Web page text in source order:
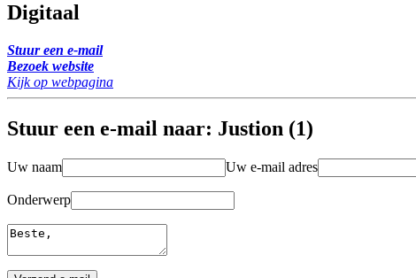
Digitaal
Stuur een e-mail
Bezoek website
Kijk op webpagina
Stuur een e-mail naar: Justion (1)
Uw naam Uw e-mail adres
Onderwerp